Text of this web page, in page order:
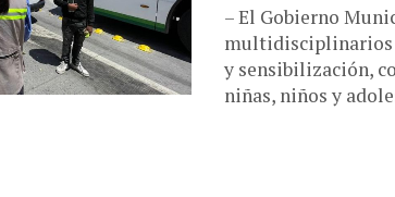
– El Gobierno
multidisciplinarios
y sensibilización,
niñas, niños y